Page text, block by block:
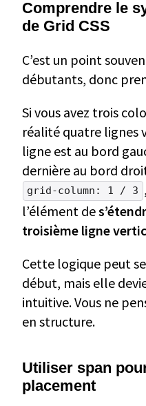
Comprendre le
de Grid CSS
C’est un point
débutants, donc
Si vous avez trois
réalité quatre lignes
ligne est au bord
dernière au bord
grid-column: 1 / 3
l’élément de
troisième ligne
Cette logique peut
début, mais elle
intuitive. Vous ne
en structure.
Utiliser span
placement